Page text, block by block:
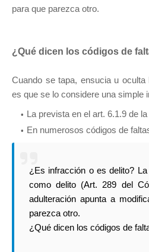
para que parezca otro.
¿Qué dicen los códigos de
Cuando se tapa, ensucia u oculta
es que se lo considere una simple
La prevista en el art. 6.1.9 de
En numerosos códigos de
¿Es infracción o es delito?
como delito (Art. 289 del
adulteración apunta a
parezca otro.
¿Qué dicen los códigos de